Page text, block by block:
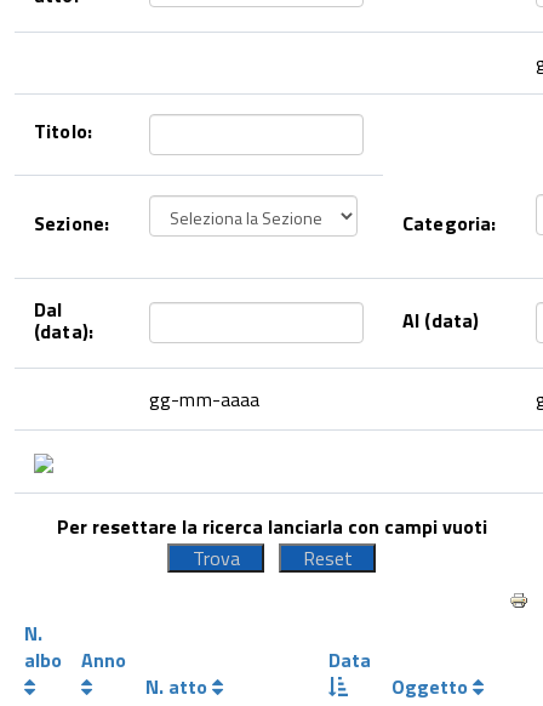
Titolo:
Sezione: Categoria:
Dal
(data): Al (data)
gg-mm-aaaa
Per resettare la ricerca lanciarla con campi vuoti
N.
albo
Anno
N. atto
Data
Oggetto